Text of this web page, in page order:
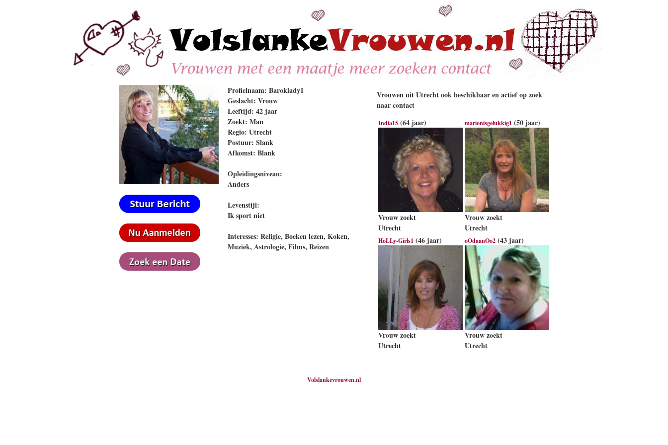
Profielnaam: Baroklady1
Geslacht: Vrouw
Leeftijd: 42 jaar
Zoekt: Man
Regio: Utrecht
Postuur: Slank
Afkomst: Blank
Opleidingsniveau:
Anders
Levenstijl:
Ik sport niet
Interesses: Religie, Boeken lezen, Koken,
Muziek, Astrologie, Films, Reizen
Vrouwen uit Utrecht ook beschikbaar en actief op zoek
naar contact
India15(64 jaar)
Vrouw zoekt
Utrecht
marionisgelukkig1 (50 jaar)
Vrouw zoekt
Utrecht
HoLLy-Girls1 (46 jaar)
Vrouw zoekt
Utrecht
oOdaanOo2(43 jaar)
Vrouw zoekt
Utrecht
Volslankevrouwen.nl